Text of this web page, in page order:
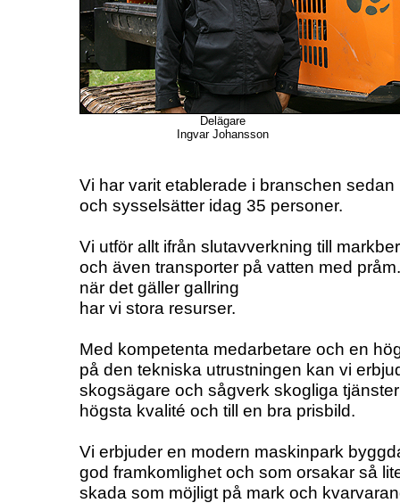
Delägare
Ingvar Johansson
Vi har varit etablerade i branschen sedan
och sysselsätter idag 35 personer.
Vi utför allt ifrån slutavverkning till
och även transporter på vatten med
när det gäller gallring
har vi stora resurser.
Med kompetenta medarbetare och en
på den tekniska utrustningen kan vi
skogsägare och sågverk skogliga
högsta kvalité och till en bra prisbild.
Vi erbjuder en modern maskinpark
god framkomlighet och som orsakar så
skada som möjligt på mark och